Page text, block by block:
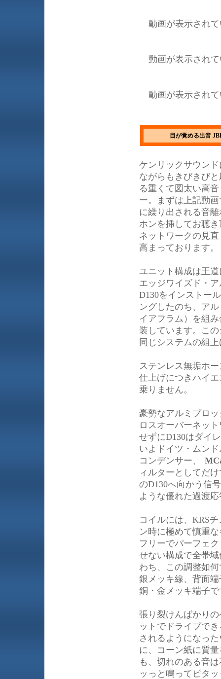
動画が表示され
動画が表示され
動画が表示され
目が覚める出音
ケンリックサウン
ながらもきびきび
る重くて図太い高音
ー。まずは上記動
に繰り出される音
ホンを挿してお聴
ネットワークの見
高まっております。
ユニット構成は王道
エッジワイズド・
D130をインストー
ングしたのち、ア
イアフラム）を組
装しています。こ
同じシステムの組
ステンレス無垢ホ
仕上げにつきハイ
乗りません。
豪勢なアルミブロ
ロスオーバーネッ
せずにD130はダイ
いよドイツ・ムン
コンデンサー、
ィルターとしてだ
のD130へ向かう信
ような優れた過渡
コイルには、KRS
ン時に極めて慎重
フリーでパーフェ
せない構成で全帯
わち、この調整如
銀メッキ線、背面
銅・金メッキ端子で
張り裂けんばかり
ットでドライブで
されるようになっ
に、コーン紙に質
も、切れのある音
ッっと鳴ってピタ